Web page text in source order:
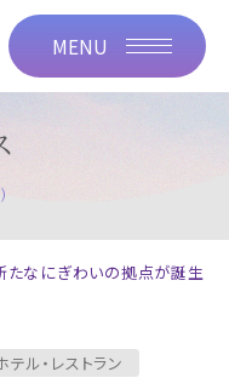
MENU
なにぎわいの拠点が誕生
テル・レストラン